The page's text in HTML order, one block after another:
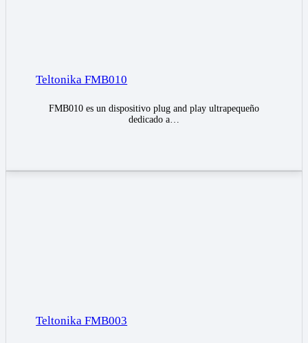
Teltonika FMB010
FMB010 es un dispositivo plug and play ultrapequeño
dedicado a…
Teltonika FMB003